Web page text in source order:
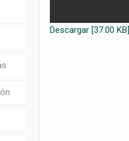
Descargar [37.00 KB]